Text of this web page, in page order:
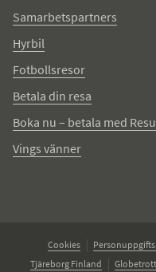
Samarbetspartners
Hyrbil
Fotbollsresor
Betala din resa
Boka nu – betala med
Vings vänner
Cookies
Tjäreborg Finland